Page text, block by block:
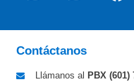
Contáctanos
Llámanos al PBX (601)